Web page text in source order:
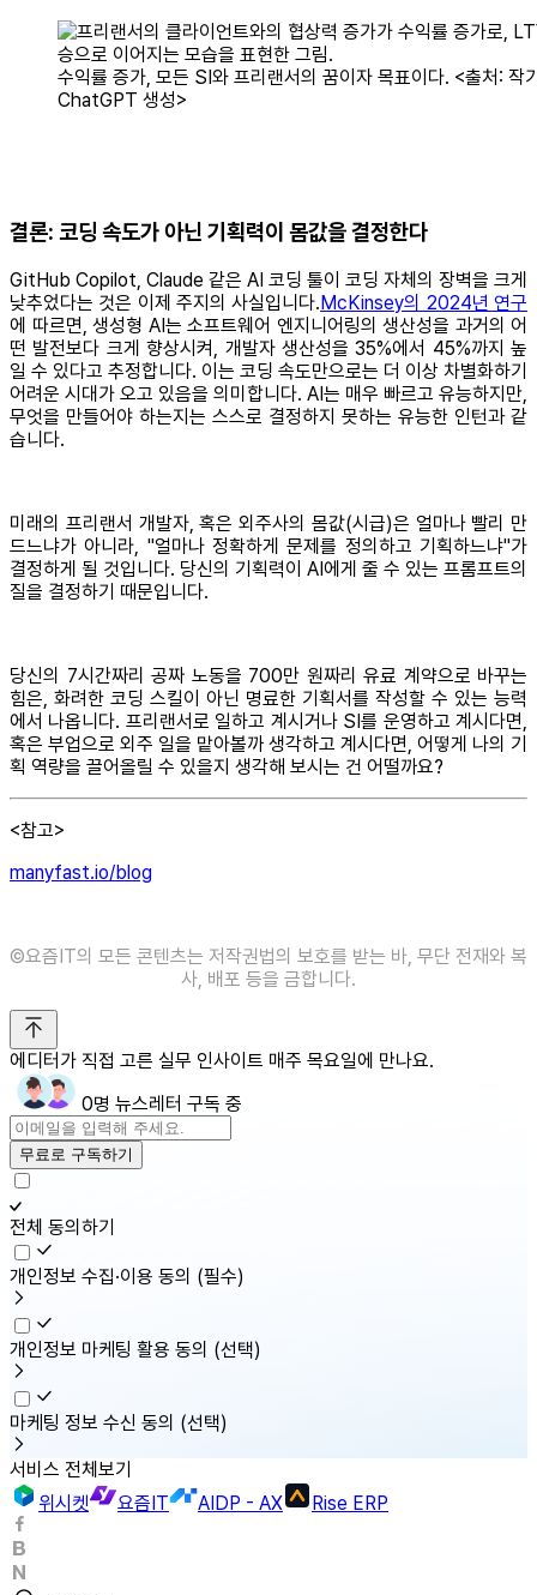
수익률 증가, 모든 SI와 프리랜서의 꿈이자 목표이다. <출처: 작
ChatGPT 생성>
결론: 코딩 속도가 아닌 기획력이 몸값을 결정한다
GitHub Copilot, Claude 같은 AI 코딩 툴이 코딩 자체의 장벽을 크게
낮추었다는 것은 이제 주지의 사실입니다.McKinsey의 2024년 연구
에 따르면, 생성형 AI는 소프트웨어 엔지니어링의 생산성을 과거의 어
떤 발전보다 크게 향상시켜, 개발자 생산성을 35%에서 45%까지 높
일 수 있다고 추정합니다. 이는 코딩 속도만으로는 더 이상 차별화하기
어려운 시대가 오고 있음을 의미합니다. AI는 매우 빠르고 유능하지만,
무엇을 만들어야 하는지는 스스로 결정하지 못하는 유능한 인턴과 같
습니다.
미래의 프리랜서 개발자, 혹은 외주사의 몸값(시급)은 얼마나 빨리 만
드느냐가 아니라, "얼마나 정확하게 문제를 정의하고 기획하느냐"가
결정하게 될 것입니다. 당신의 기획력이 AI에게 줄 수 있는 프롬프트의
질을 결정하기 때문입니다.
당신의 7시간짜리 공짜 노동을 700만 원짜리 유료 계약으로 바꾸는
힘은, 화려한 코딩 스킬이 아닌 명료한 기획서를 작성할 수 있는 능력
에서 나옵니다. 프리랜서로 일하고 계시거나 SI를 운영하고 계시다면,
혹은 부업으로 외주 일을 맡아볼까 생각하고 계시다면, 어떻게 나의 기
획 역량을 끌어올릴 수 있을지 생각해 보시는 건 어떨까요?
<참고>
manyfast.io/blog
©️요즘IT의 모든 콘텐츠는 저작권법의 보호를 받는 바, 무단 전재와 복
사, 배포 등을 금합니다.
에디터가 직접 고른 실무 인사이트 매주 목요일에 만나요.
0명 뉴스레터 구독 중
무료로 구독하기
전체 동의하기
개인정보 수집·이용 동의 (필수)
개인정보 마케팅 활용 동의 (선택)
마케팅 정보 수신 동의 (선택)
서비스 전체보기
위시켓
요즘IT AIDP - AX Rise ERP